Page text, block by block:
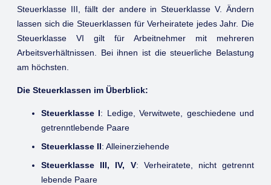
Steuerklasse III, fällt der andere in Steuerklasse V. Ändern
lassen sich die Steuerklassen für Verheiratete jedes Jahr. Die
Steuerklasse VI gilt für Arbeitnehmer mit mehreren
Arbeitsverhältnissen. Bei ihnen ist die steuerliche Belastung
am höchsten.
Die Steuerklassen im Überblick:
Steuerklasse I: Ledige, Verwitwete, geschiedene und
getrenntlebende Paare
Steuerklasse II: Alleinerziehende
Steuerklasse III, IV, V: Verheiratete, nicht getrennt
lebende Paare